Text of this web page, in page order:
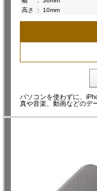
高さ
: 10mm
パソコンを使わずに、
真や音楽、動画などのデ